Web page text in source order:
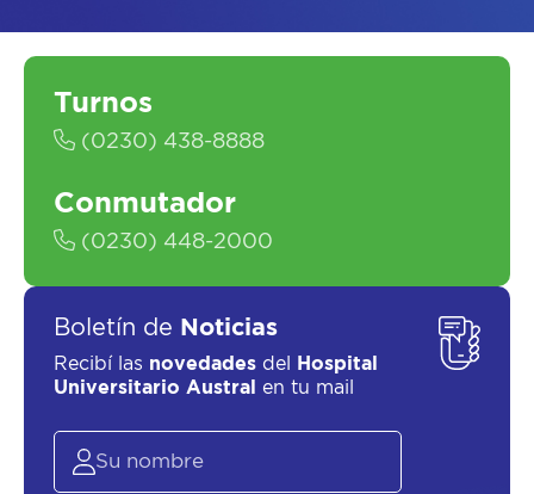
SOLICITAR UN ASESOR
Turnos
(0230) 438-8888
Conmutador
(0230) 448-2000
Boletín de Noticias
Recibí las novedades del
Hospital
Universitario Austral
en tu mail